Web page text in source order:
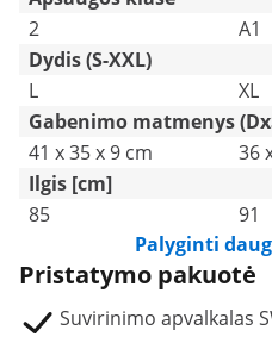
2
A1
Dydis (S-XXL)
L
XL
Gabenimo matmenys
41 x 35 x 9 cm
36
Ilgis [cm]
85
91
Palyginti
Pristatymo pakuotė
Suvirinimo apvalkalas